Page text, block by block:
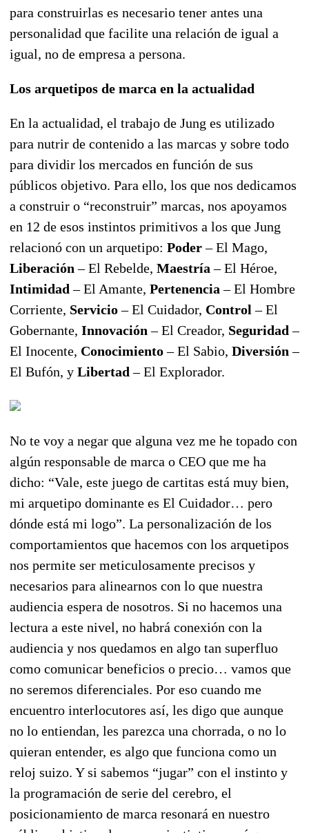
para construirlas es necesario tener antes una
personalidad que facilite una relación de igual a
igual, no de empresa a persona.
Los arquetipos de marca en la actualidad
En la actualidad, el trabajo de Jung es utilizado
para nutrir de contenido a las marcas y sobre todo
para dividir los mercados en función de sus
públicos objetivo. Para ello, los que nos dedicamos
a construir o “reconstruir” marcas, nos apoyamos
en 12 de esos instintos primitivos a los que Jung
relacionó con un arquetipo: Poder– El Mago,
Liberación – El Rebelde, Maestría – El Héroe,
Intimidad – El Amante, Pertenencia – El Hombre
Corriente, Servicio– El Cuidador, Control – El
Gobernante, Innovación – El Creador, Seguridad –
El Inocente, Conocimiento– El Sabio, Diversión –
El Bufón, y Libertad – El Explorador.
No te voy a negar que alguna vez me he topado con
algún responsable de marca o CEO que me ha
dicho: “Vale, este juego de cartitas está muy bien,
mi arquetipo dominante es El Cuidador… pero
dónde está mi logo”. La personalización de los
comportamientos que hacemos con los arquetipos
nos permite ser meticulosamente precisos y
necesarios para alinearnos con lo que nuestra
audiencia espera de nosotros. Si no hacemos una
lectura a este nivel, no habrá conexión con la
audiencia y nos quedamos en algo tan superfluo
como comunicar beneficios o precio… vamos que
no seremos diferenciales. Por eso cuando me
encuentro interlocutores así, les digo que aunque
no lo entiendan, les parezca una chorrada, o no lo
quieran entender, es algo que funciona como un
reloj suizo. Y si sabemos “jugar” con el instinto y
la programación de serie del cerebro, el
posicionamiento de marca resonará en nuestro